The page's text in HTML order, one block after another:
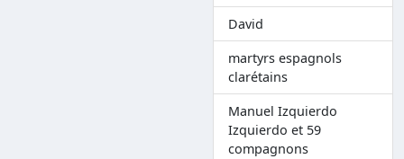
David
martyrs espagnols
clarétains
Manuel Izquierdo
Izquierdo et 59
compagnons